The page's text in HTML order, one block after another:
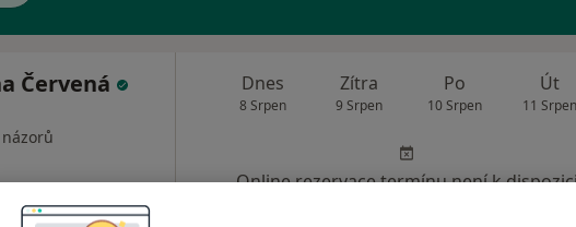
Červená
názorů
Dnes
8 Srpen
Zítra
9 Srpen
Po
10 Srpen
Út
11 Srpen
Online rezervace termínu není k